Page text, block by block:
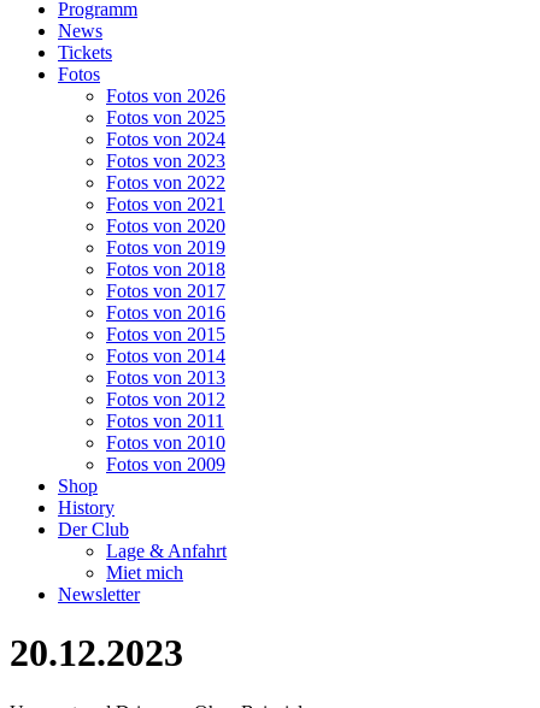
Programm
News
Tickets
Fotos
Fotos von 2026
Fotos von 2025
Fotos von 2024
Fotos von 2023
Fotos von 2022
Fotos von 2021
Fotos von 2020
Fotos von 2019
Fotos von 2018
Fotos von 2017
Fotos von 2016
Fotos von 2015
Fotos von 2014
Fotos von 2013
Fotos von 2012
Fotos von 2011
Fotos von 2010
Fotos von 2009
Shop
History
Der Club
Lage & Anfahrt
Miet mich
Newsletter
20.12.2023